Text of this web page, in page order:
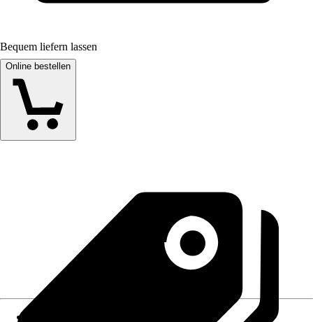
Bequem liefern lassen
Online bestellen